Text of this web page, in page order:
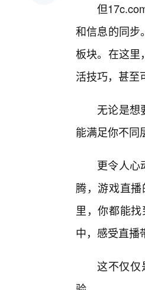
但
和信息的同步
板块。在这里
活技巧，甚至
无论是想
能满足你不同
更令人心
腾，游戏直
里，你都能
中，感受直播
这不仅仅